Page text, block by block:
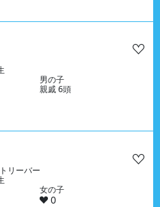
男の子
親戚 6頭
リーバー
女の子
0